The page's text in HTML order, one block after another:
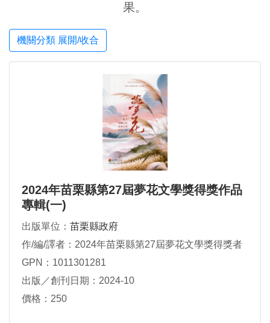
果。
機關分類 展開/收合
2024年苗栗縣第27屆夢花文學獎得獎作品
專輯(一)
出版單位： 苗栗縣政府
作/編/譯者：2024年苗栗縣第27屆夢花文學獎得獎者
GPN：1011301281
出版／創刊日期：2024-10
價格：250